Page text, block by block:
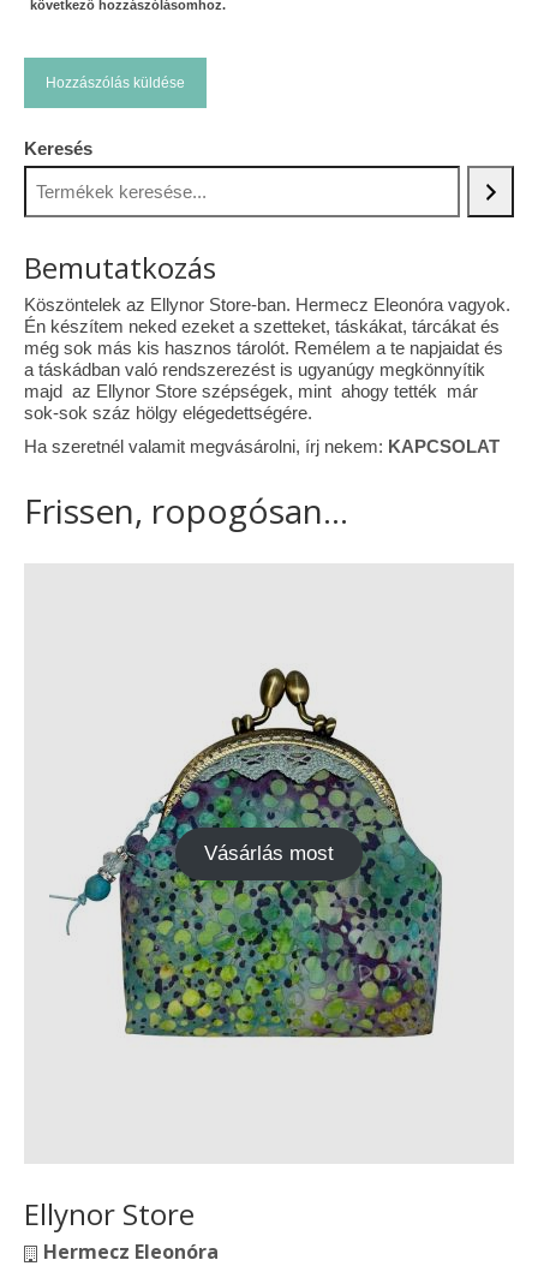
következő hozzászólásomhoz.
Keresés
Bemutatkozás
Köszöntelek az Ellynor Store-ban. Hermecz Eleonóra vagyok.
Én készítem neked ezeket a szetteket, táskákat, tárcákat és
még sok más kis hasznos tárolót. Remélem a te napjaidat és
a táskádban való rendszerezést is ugyanúgy megkönnyítik
majd az Ellynor Store szépségek, mint ahogy tették már
sok-sok száz hölgy elégedettségére.
Ha szeretnél valamit megvásárolni, írj nekem: KAPCSOLAT
Frissen, ropogósan...
Vásárlás most
Ellynor Store
Hermecz Eleonóra